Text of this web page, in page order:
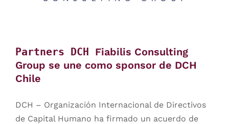
Partners DCH Fiabilis Consulting
Group se une como sponsor de DCH
Chile
DCH – Organización Internacional de Directivos
de Capital Humano ha firmado un acuerdo de